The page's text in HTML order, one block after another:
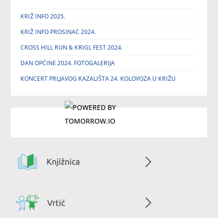
KRIŽ INFO 2025.
KRIŽ INFO PROSINAC 2024.
CROSS HILL RUN & KRIGL FEST 2024.
DAN OPĆINE 2024. FOTOGALERIJA
KONCERT PRLJAVOG KAZALIŠTA 24. KOLOVOZA U KRIŽU